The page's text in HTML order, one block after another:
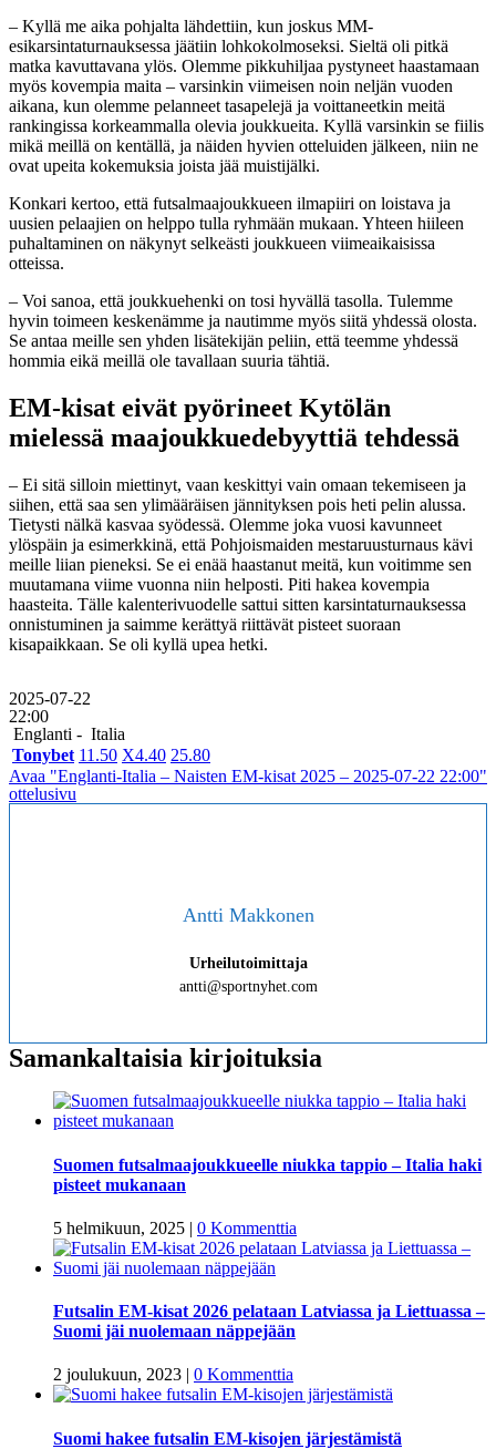
– Kyllä me aika pohjalta lähdettiin, kun joskus MM-
esikarsintaturnauksessa jäätiin lohkokolmoseksi. Sieltä oli pitkä
matka kavuttavana ylös. Olemme pikkuhiljaa pystyneet haastamaan
myös kovempia maita – varsinkin viimeisen noin neljän vuoden
aikana, kun olemme pelanneet tasapelejä ja voittaneetkin meitä
rankingissa korkeammalla olevia joukkueita. Kyllä varsinkin se fiilis
mikä meillä on kentällä, ja näiden hyvien otteluiden jälkeen, niin ne
ovat upeita kokemuksia joista jää muistijälki.
Konkari kertoo, että futsalmaajoukkueen ilmapiiri on loistava ja
uusien pelaajien on helppo tulla ryhmään mukaan. Yhteen hiileen
puhaltaminen on näkynyt selkeästi joukkueen viimeaikaisissa
otteissa.
– Voi sanoa, että joukkuehenki on tosi hyvällä tasolla. Tulemme
hyvin toimeen keskenämme ja nautimme myös siitä yhdessä olosta.
Se antaa meille sen yhden lisätekijän peliin, että teemme yhdessä
hommia eikä meillä ole tavallaan suuria tähtiä.
EM-kisat eivät pyörineet Kytölän
mielessä maajoukkuedebyyttiä tehdessä
– Ei sitä silloin miettinyt, vaan keskittyi vain omaan tekemiseen ja
siihen, että saa sen ylimääräisen jännityksen pois heti pelin alussa.
Tietysti nälkä kasvaa syödessä. Olemme joka vuosi kavunneet
ylöspäin ja esimerkkinä, että Pohjoismaiden mestaruusturnaus kävi
meille liian pieneksi. Se ei enää haastanut meitä, kun voitimme sen
muutamana viime vuonna niin helposti. Piti hakea kovempia
haasteita. Tälle kalenterivuodelle sattui sitten karsintaturnauksessa
onnistuminen ja saimme kerättyä riittävät pisteet suoraan
kisapaikkaan. Se oli kyllä upea hetki.
2025-07-22
22:00
Englanti - Italia
Tonybet 11.50 X4.40 25.80
Avaa "Englanti-Italia – Naisten EM-kisat 2025 – 2025-07-22 22:00"
ottelusivu
Antti Makkonen
Urheilutoimittaja
antti@sportnyhet.com
Samankaltaisia kirjoituksia
Suomen futsalmaajoukkueelle niukka tappio – Italia haki
pisteet mukanaan
5 helmikuun, 2025 | 0 Kommenttia
Futsalin EM-kisat 2026 pelataan Latviassa ja Liettuassa –
Suomi jäi nuolemaan näppejään
2 joulukuun, 2023 | 0 Kommenttia
Suomi hakee futsalin EM-kisojen järjestämistä